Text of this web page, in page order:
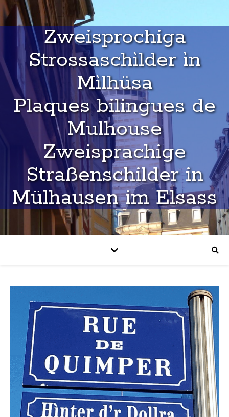
Zweisprochiga
Strossaschìlder ìn
Mìlhüsa
Plaques bilingues de
Mulhouse
Zweisprachige
Straßenschilder in
Mülhausen im Elsass